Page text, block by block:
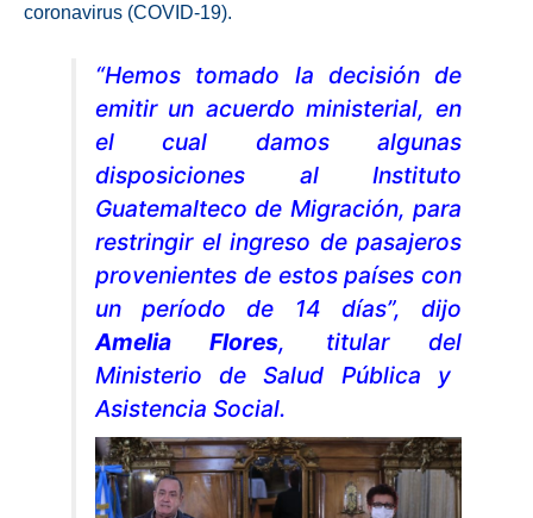
coronavirus (COVID-19).
“Hemos tomado la decisión de
emitir un acuerdo ministerial, en
el cual damos algunas
disposiciones al Instituto
Guatemalteco de Migración, para
restringir el ingreso de pasajeros
provenientes de estos países con
un período de 14 días”, dijo
Amelia Flores, titular del
Ministerio de Salud Pública y
Asistencia Social.